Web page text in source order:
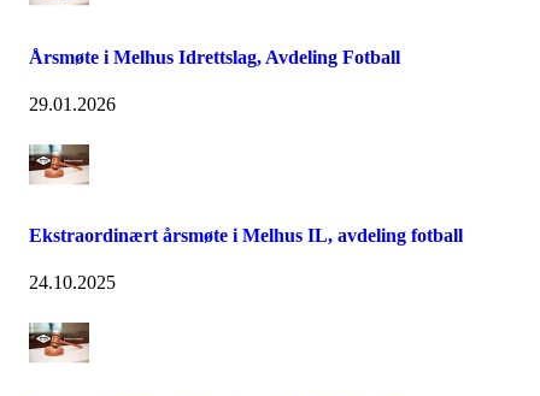
Årsmøte i Melhus Idrettslag, Avdeling Fotball
29.01.2026
Ekstraordinært årsmøte i Melhus IL, avdeling fotball
24.10.2025